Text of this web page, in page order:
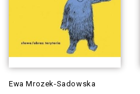
Ewa Mrozek-Sadowska